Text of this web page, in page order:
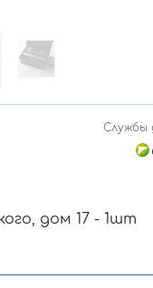
Службы
дом 17 - 1шт